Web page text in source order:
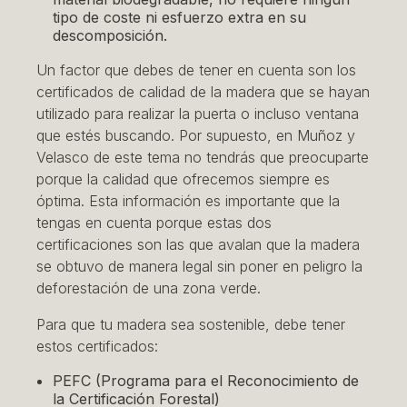
tipo de coste ni esfuerzo extra en su
descomposición.
Un factor que debes de tener en cuenta son los
certificados de calidad de la madera que se hayan
utilizado para realizar la puerta o incluso ventana
que estés buscando. Por supuesto, en Muñoz y
Velasco de este tema no tendrás que preocuparte
porque la calidad que ofrecemos siempre es
óptima. Esta información es importante que la
tengas en cuenta porque estas dos
certificaciones son las que avalan que la madera
se obtuvo de manera legal sin poner en peligro la
deforestación de una zona verde.
Para que tu madera sea sostenible, debe tener
estos certificados:
PEFC (Programa para el Reconocimiento de
la Certificación Forestal)